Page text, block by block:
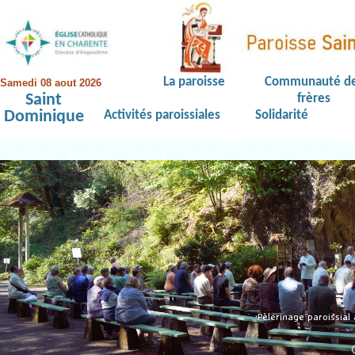
Samedi 08 aout 2026
Saint
Dominique
La paroisse
Communauté
frères
Activités paroissiales
Solidarité
Pèlerinage